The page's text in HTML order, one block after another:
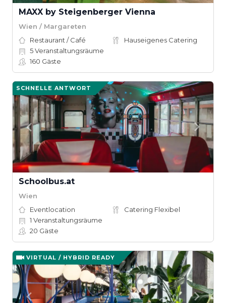
MAXX by Steigenberger Vienna
Wien / Margareten
Restaurant / Café
Hauseigenes Catering
5Veranstaltungsräume
160 Gäste
SCHNELLE ANTWORT
Schoolbus.at
Wien
Eventlocation
Catering Flexibel
1 Veranstaltungsräume
20 Gäste
VIRTUAL / HYBRID READY